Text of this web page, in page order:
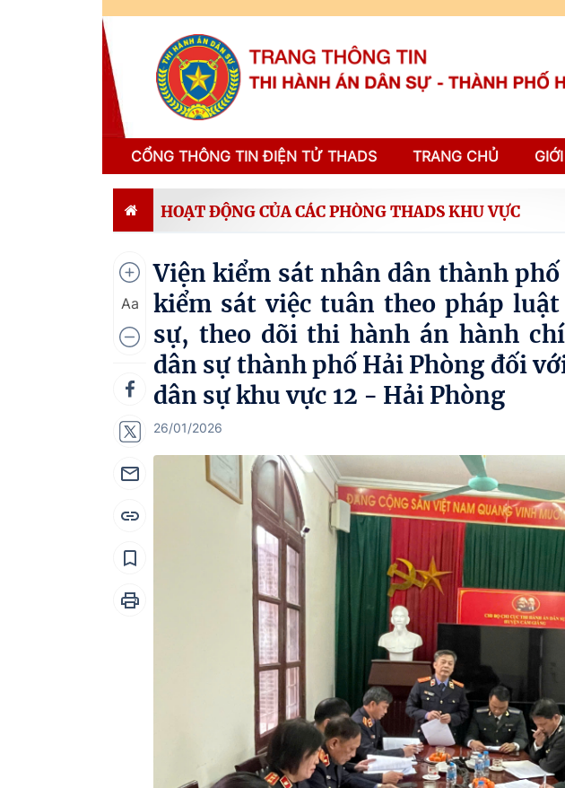
CỔNG THÔNG TIN ĐIỆN TỬ THADS TRANG CHỦ
HOẠT ĐỘNG CỦA CÁC PHÒNG THADS KHU VỰC
Aa
Viện kiểm sát nhân dân thành
kiểm sát việc tuân theo pháp
sự, theo dõi thi hành án hành
dân sự thành phố Hải Phòng đối
dân sự khu vực 12 - Hải Phòng
26/01/2026